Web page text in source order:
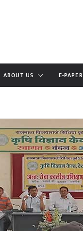
ABOUT US E-PAPER